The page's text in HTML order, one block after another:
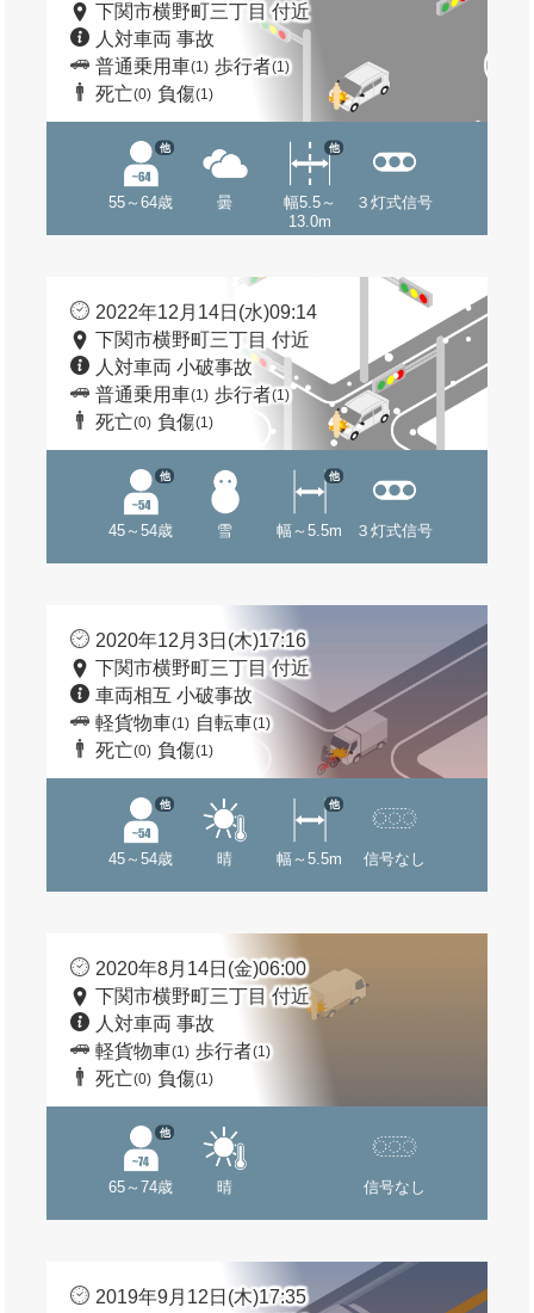
下関市横野町三丁目 付近
人対車両 事故
普通乗用車(1) 歩行者(1)
死亡(0) 負傷(1)
55～64歳
他
曇
幅5.5～
13.0m
他
３灯式信号
2022年12月14日(水)09:14
下関市横野町三丁目 付近
人対車両 小破事故
普通乗用車(1) 歩行者(1)
死亡(0) 負傷(1)
45～54歳
他
雪 幅～5.5m
他
３灯式信号
2020年12月3日(木)17:16
下関市横野町三丁目 付近
車両相互 小破事故
軽貨物車(1) 自転車(1)
死亡(0) 負傷(1)
45～54歳
他
晴 幅～5.5m
他
信号なし
2020年8月14日(金)06:00
下関市横野町三丁目 付近
人対車両 事故
軽貨物車(1) 歩行者(1)
死亡(0) 負傷(1)
65～74歳
他
晴 信号なし
2019年9月12日(木)17:35